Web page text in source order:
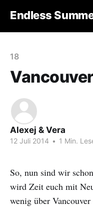
Endless
18
Vancouver
Alexej & Vera
12 Juli 2014 • 1 Min.
So, nun sind wir
wird Zeit euch mit
wenig über